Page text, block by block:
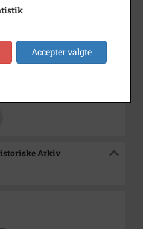
Sogn (Kalundborg
Arkiv
Accepter valgte